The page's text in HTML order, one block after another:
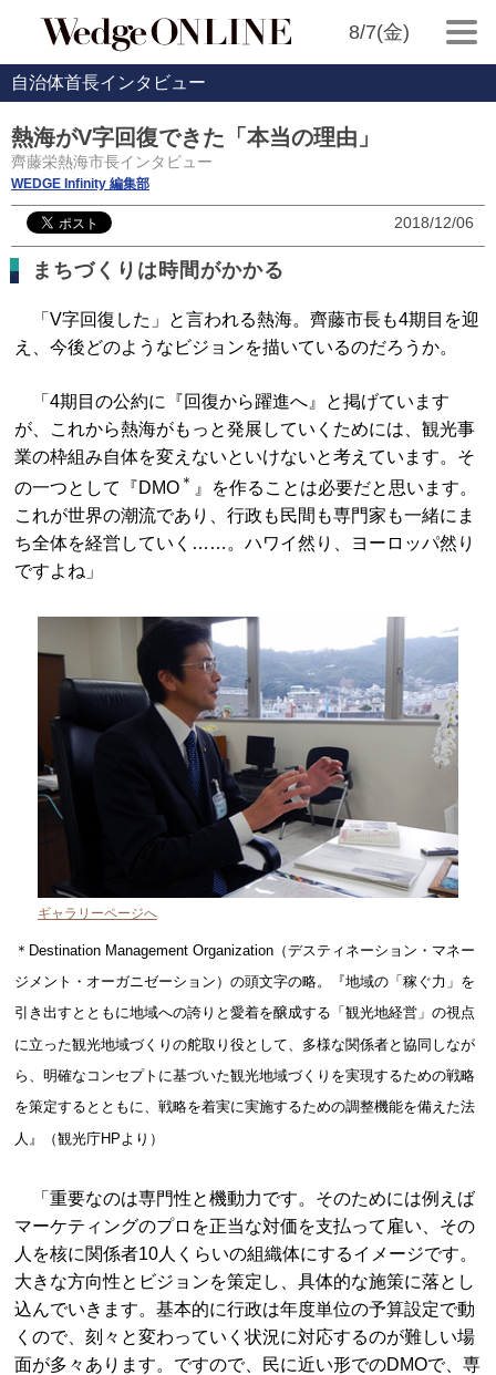
8/7(金)
自治体首長インタビュー
熱海がV字回復できた「本当の理由」
齊藤栄熱海市長インタビュー
WEDGE Infinity 編集部
2018/12/06
まちづくりは時間がかかる
「V字回復した」と言われる熱海。齊藤市長も4期目を迎
え、今後どのようなビジョンを描いているのだろうか。
「4期目の公約に『回復から躍進へ』と掲げています
が、これから熱海がもっと発展していくためには、観光事
業の枠組み自体を変えないといけないと考えています。そ
の一つとして『DMO ＊ 』を作ることは必要だと思います。
これが世界の潮流であり、行政も民間も専門家も一緒にま
ち全体を経営していく……。ハワイ然り、ヨーロッパ然り
ですよね」
ギャラリーページへ
＊Destination Management Organization（デスティネーション・マネー
ジメント・オーガニゼーション）の頭文字の略。『地域の「稼ぐ力」を
引き出すとともに地域への誇りと愛着を醸成する「観光地経営」の視点
に立った観光地域づくりの舵取り役として、多様な関係者と協同しなが
ら、明確なコンセプトに基づいた観光地域づくりを実現するための戦略
を策定するとともに、戦略を着実に実施するための調整機能を備えた法
人』（観光庁HPより）
「重要なのは専門性と機動力です。そのためには例えば
マーケティングのプロを正当な対価を支払って雇い、その
人を核に関係者10人くらいの組織体にするイメージです。
大きな方向性とビジョンを策定し、具体的な施策に落とし
込んでいきます。基本的に行政は年度単位の予算設定で動
くので、刻々と変わっていく状況に対応するのが難しい場
面が多々あります。ですので、民に近い形でのDMOで、専